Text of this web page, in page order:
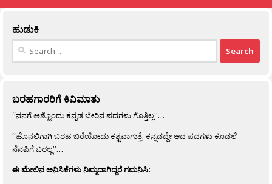
ಹುಡುಕಿ
Search
ಬರಹಗಾರರಿಗೆ ಕಿವಿಮಾತು
“ನನಗೆ ಅಶ್ಟೊಂದು ಕನ್ನಡ ಬೇರಿನ ಪದಗಳು ಗೊತ್ತಿಲ್ಲ”…
“ಹೊನಲಿಗಾಗಿ ಬರಹ ಬರೆಯೋದು ಕಶ್ಟವಾಗುತ್ತೆ. ಕನ್ನಡದ್ದೇ ಆದ ಪದಗಳು ಕೂಡಲೆ
ನೆನಪಿಗೆ ಬರಲ್ಲ”…
ಈ ಮೇಲಿನ ಅನಿಸಿಕೆಗಳು ನಿಮ್ಮದಾಗಿದ್ದರೆ ಗಮನಿಸಿ: